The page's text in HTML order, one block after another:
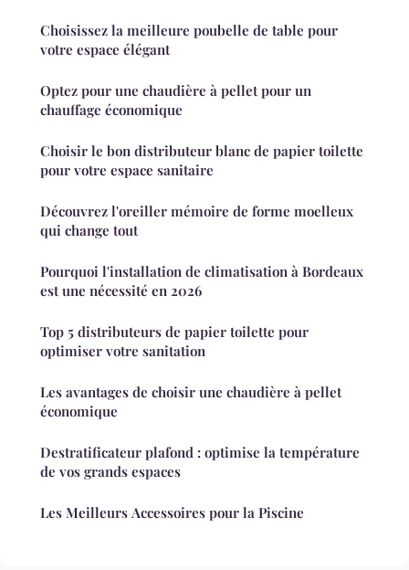
Choisissez la meilleure poubelle de table pour
votre espace élégant
Optez pour une chaudière à pellet pour un
chauffage économique
Choisir le bon distributeur blanc de papier toilette
pour votre espace sanitaire
Découvrez l'oreiller mémoire de forme moelleux
qui change tout
Pourquoi l'installation de climatisation à Bordeaux
est une nécessité en 2026
Top 5 distributeurs de papier toilette pour
optimiser votre sanitation
Les avantages de choisir une chaudière à pellet
économique
Destratificateur plafond : optimise la température
de vos grands espaces
Les Meilleurs Accessoires pour la Piscine